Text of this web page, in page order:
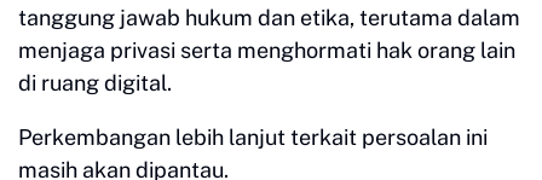
tanggung jawab hukum dan etika, terutama dalam
menjaga privasi serta menghormati hak orang lain
di ruang digital.
Perkembangan lebih lanjut terkait persoalan ini
masih akan dipantau.